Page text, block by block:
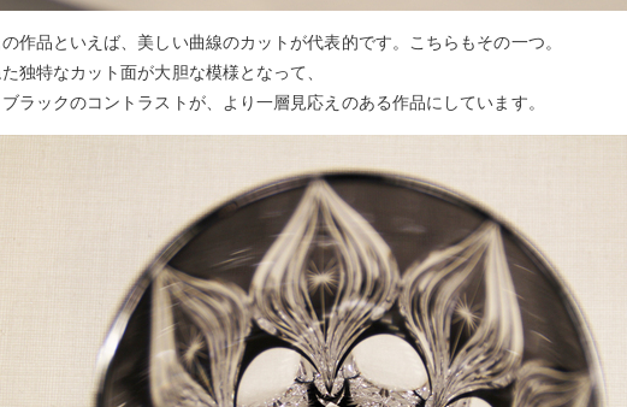
作品といえば、美しい曲線のカットが代表的です。こちらもその一つ。
独特なカット面が大胆な模様となって、
ラックのコントラストが、より一層見応えのある作品にしています。